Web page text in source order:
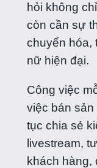
hỏi không
còn cần sự
chuyển hóa,
nữ hiện đại.
Công việc
việc bán
tục chia sẻ
livestream,
khách hàng,